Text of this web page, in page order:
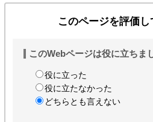
このページを評価
このWebページは役に立ちま
役に立った
役に立たなかった
どちらとも言えない